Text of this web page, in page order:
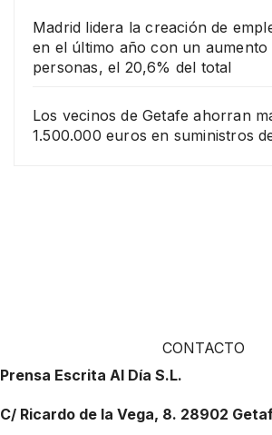
Madrid lidera la creación de
en el último año con un aumento
personas, el 20,6% del total
Los vecinos de Getafe ahorran
1.500.000 euros en suministros
CONTACTO
Prensa Escrita Al Día S.L.
C/ Ricardo de la Vega, 8. 28902